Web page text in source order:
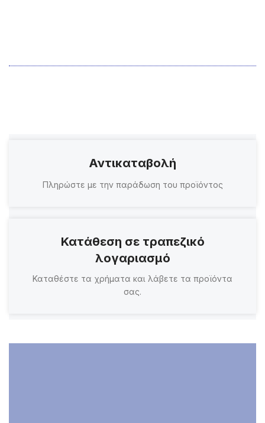
Αντικαταβολή
Πληρώστε με την παράδωση του προϊόντος
Κατάθεση σε τραπεζικό
λογαριασμό
Καταθέστε τα χρήματα και λάβετε τα προϊόντα
σας.